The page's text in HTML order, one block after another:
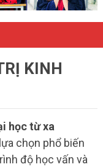
KINH
học từ xa
chọn phổ biến
độ học vấn và